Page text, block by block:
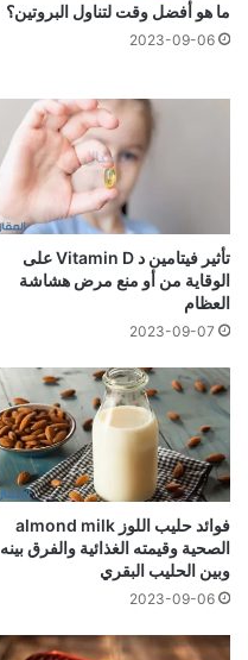
ما هو أفضل وقت لتناول البروتين؟
2023-09-06
تأثير فيتامين د Vitamin D على
الوقاية من أو منع مرض هشاشة
العظام
2023-09-07
فوائد حليب اللوز almond milk
الصحية وقيمته الغذائية والفرق بينه
وبين الحليب البقري
2023-09-06